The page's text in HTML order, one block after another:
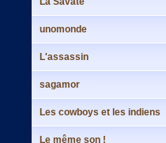
unomonde
L'assassin
sagamor
Les cowboys et les indiens
Le même son !